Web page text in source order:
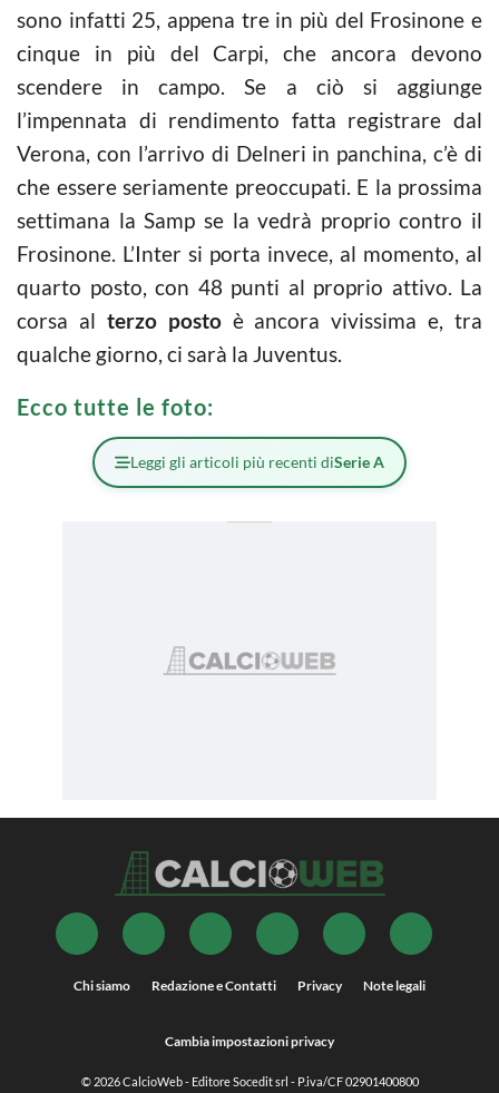
sono infatti 25, appena tre in più del Frosinone e
cinque in più del Carpi, che ancora devono
scendere in campo. Se a ciò si aggiunge
l’impennata di rendimento fatta registrare dal
Verona, con l’arrivo di Delneri in panchina, c’è di
che essere seriamente preoccupati. E la prossima
settimana la Samp se la vedrà proprio contro il
Frosinone. L’Inter si porta invece, al momento, al
quarto posto, con 48 punti al proprio attivo. La
corsa al terzo postoè ancora vivissima e, tra
qualche giorno, ci sarà la Juventus.
Ecco tutte le foto:
Leggi gli articoli più recenti diSerie A
Chi siamo Redazione e Contatti Privacy Note legali
Cambia impostazioni privacy
© 2026CalcioWeb- Editore Socedit srl - P.iva/CF 02901400800